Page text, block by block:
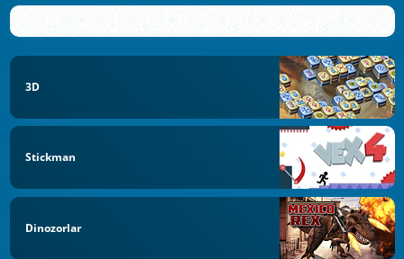
3D
Stickman
Dinozorlar